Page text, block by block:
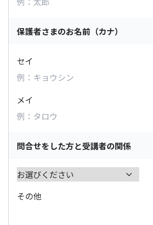
保護者さまのお名前（カナ）
セイ
メイ
問合せをした方と受講者の関係
その他